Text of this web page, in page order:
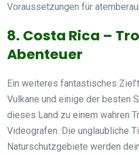
Voraussetzungen für
8. Costa Rica –
Abenteuer
Ein weiteres fantastisches
Vulkane und einige der besten
dieses Land zu einem wahren
Videografen. Die unglaubliche
Naturschutzgebiete werden